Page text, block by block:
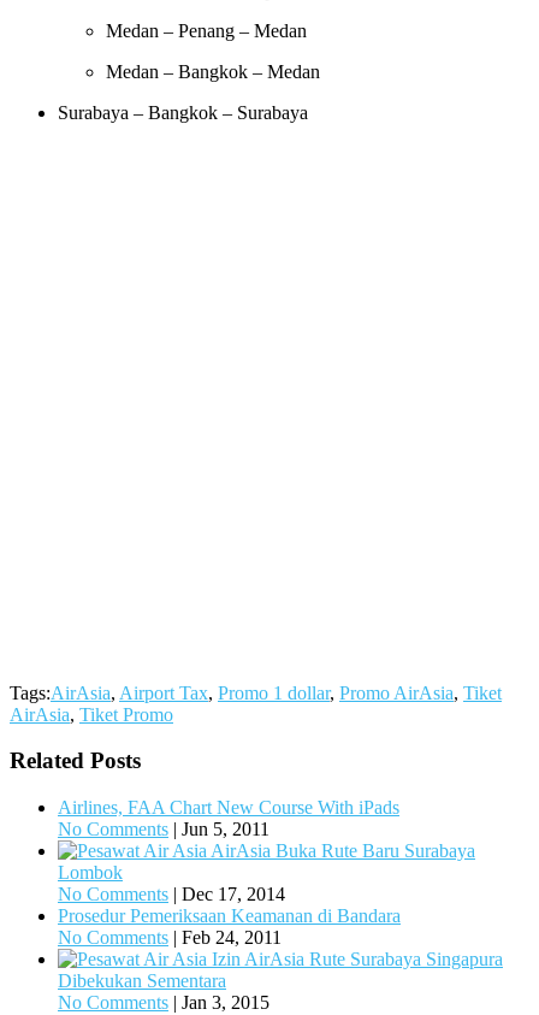
Medan – Penang – Medan
Medan – Bangkok – Medan
Surabaya – Bangkok – Surabaya
Tags:AirAsia, Airport Tax, Promo 1 dollar, Promo AirAsia, Tiket
AirAsia, Tiket Promo
Related Posts
Airlines, FAA Chart New Course With iPads
No Comments | Jun 5, 2011
AirAsia Buka Rute Baru Surabaya
Lombok
No Comments | Dec 17, 2014
Prosedur Pemeriksaan Keamanan di Bandara
No Comments | Feb 24, 2011
Izin AirAsia Rute Surabaya Singapura
Dibekukan Sementara
No Comments | Jan 3, 2015